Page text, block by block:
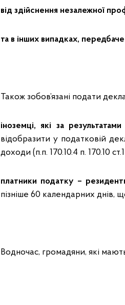
від здійснення незалежної
та в інших випадках,
Також зобов’язані подати
іноземці, які за
відобразити у податковій
доходи (п.п. 170.10.4 п. 170.10
платники податку –
пізніше 60 календарних днів,
Водночас, громадяни, які